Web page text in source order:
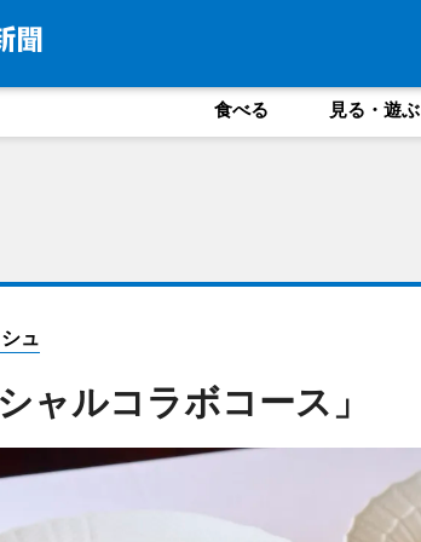
食べる 見る・遊ぶ
ュ
ャルコラボコース」